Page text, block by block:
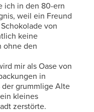
ich in den 80-ern
weil ein Freund
von
keine
ohne den
mir als Oase von
in
der grummlige Alte
kleines
zerstörte.